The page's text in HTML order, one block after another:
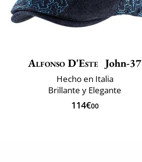
Alfonso D'Este John-37
Hecho en Italia
Brillante y Elegante
114€00